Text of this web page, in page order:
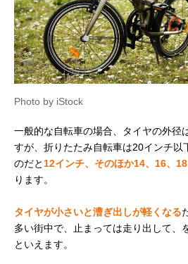
Photo by iStock
一般的な自転車の場合、タイヤの外径
すが、折りたたみ自転車は20インチ以
のだと12インチ、そのほか14、16、
ります。
タイヤが小さいと漕ぎ出しが軽くなる
多い街中で、止まっては走り出して、
といえます。